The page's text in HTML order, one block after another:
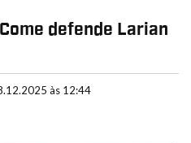
defende Larian
às 12:44